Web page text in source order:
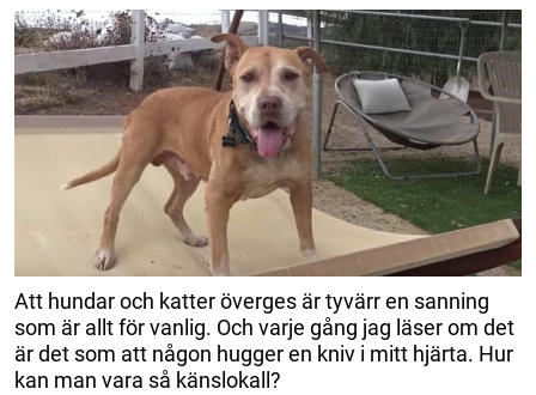
Att hundar och katter överges är tyvärr en sanning
som är allt för vanlig. Och varje gång jag läser om det
är det som att någon hugger en kniv i mitt hjärta. Hur
kan man vara så känslokall?